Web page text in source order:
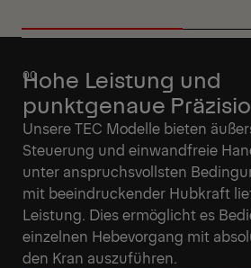
Hohe Leistung und
punktgenaue
Unsere TEC Modelle bieten
Steuerung und einwandfreie
unter anspruchsvollsten
mit beeindruckender Hubkraft
Leistung. Dies ermöglicht es
einzelnen Hebevorgang mit
den Kran auszuführen.